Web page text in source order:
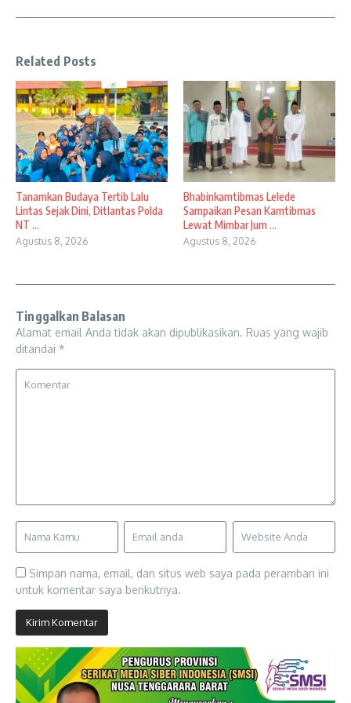
Related Posts
Tanamkan Budaya Tertib Lalu
Lintas Sejak Dini, Ditlantas Polda
NT ...
Agustus 8, 2026
Bhabinkamtibmas Lelede
Sampaikan Pesan Kamtibmas
Lewat Mimbar Jum ...
Agustus 8, 2026
Tinggalkan Balasan
Alamat email Anda tidak akan dipublikasikan. Ruas yang wajib
ditandai *
Simpan nama, email, dan situs web saya pada peramban ini
untuk komentar saya berikutnya.